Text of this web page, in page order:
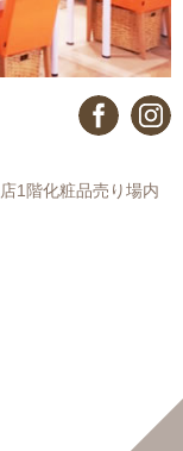
1階化粧品売り場内